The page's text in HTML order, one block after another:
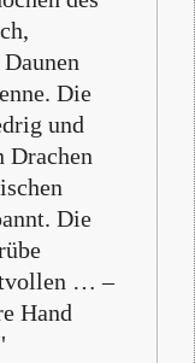
Die
und
Drachen
Die
… –
Hand